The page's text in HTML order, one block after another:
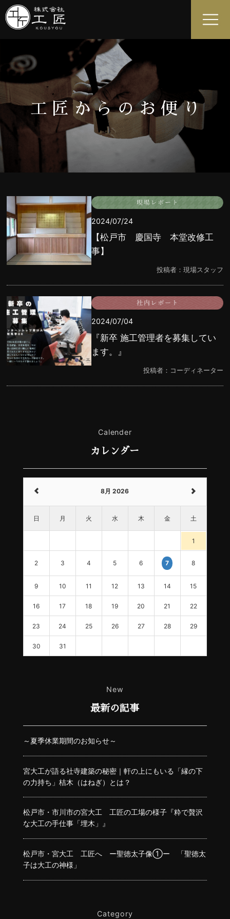
工匠からのお便り
2024/07/24
【松戸市 慶国寺 本堂改修工
事】
投稿者：現場スタッフ
2024/07/04
『新卒 施工管理者を募集してい
ます。』
投稿者：コーディネーター
Calender
カレンダー
8月 2026
日 月 火 水 木 金 土
1
2 3 4 5 6 7 8
9 10 11 12 13 14 15
16 17 18 19 20 21 22
23 24 25 26 27 28 29
30 31
New
最新の記事
～夏季休業期間のお知らせ～
宮大工が語る社寺建築の秘密｜軒の上にもいる「縁の下
の力持ち」桔木（はねぎ）とは？
松戸市・市川市の宮大工 工匠の工場の様子『粋で贅沢
な大工の手仕事「埋木」』
松戸市・宮大工 工匠へ ー聖徳太子像①ー 「聖徳太
子は大工の神様」
Category